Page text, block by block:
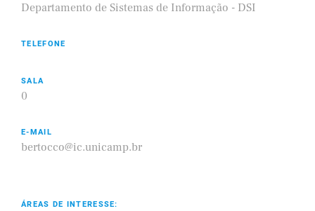
Departamento de Sistemas de Informação - DSI
TELEFONE
SALA
0
E-MAIL
bertocco@ic.unicamp.br
ÁREAS DE INTERESSE: